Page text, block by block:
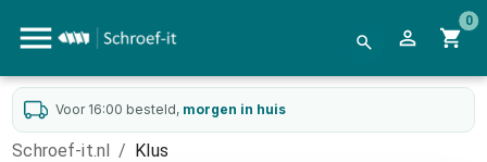
0
Voor 16:00 besteld, morgen in huis
Schroef-it.nl / Klus